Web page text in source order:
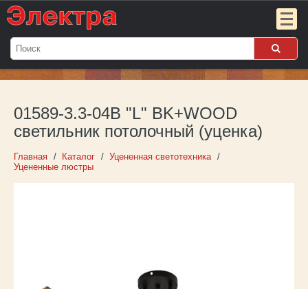
Мой
Пока
пуст
Войти
О компании
01589-3.3-04B "L" BK+WOOD
светильник потолочный (уценка)
Главная Каталог
Уцененная светотехника
Уцененные люстры